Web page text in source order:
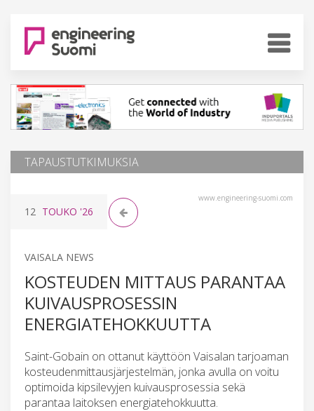
TAPAUSTUTKIMUKSIA
www.engineering-suomi.com
12 TOUKO '26
VAISALA NEWS
KOSTEUDEN MITTAUS PARANTAA
KUIVAUSPROSESSIN
ENERGIATEHOKKUUTTA
Saint-Gobain on ottanut käyttöön Vaisalan tarjoaman
kosteudenmittausjärjestelmän, jonka avulla on voitu
optimoida kipsilevyjen kuivausprosessia sekä
parantaa laitoksen energiatehokkuutta.